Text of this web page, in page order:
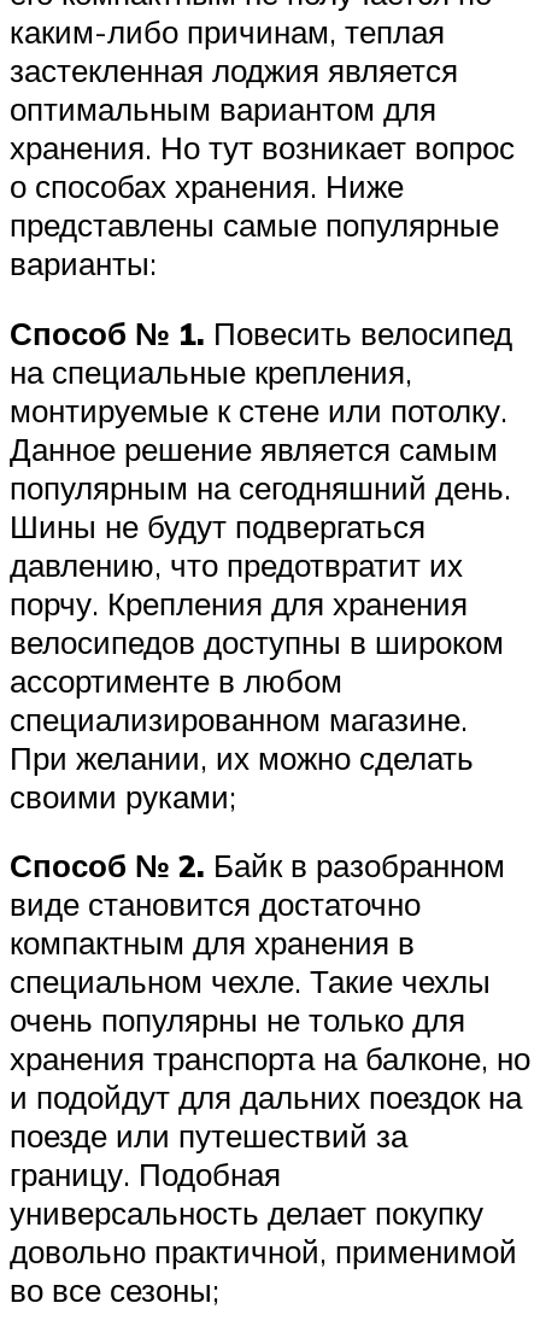
каким-либо причинам, теплая
застекленная лоджия является
оптимальным вариантом для
хранения. Но тут возникает вопрос
о способах хранения. Ниже
представлены самые популярные
варианты:
Способ № 1. Повесить велосипед
на специальные крепления,
монтируемые к стене или потолку.
Данное решение является самым
популярным на сегодняшний день.
Шины не будут подвергаться
давлению, что предотвратит их
порчу. Крепления для хранения
велосипедов доступны в широком
ассортименте в любом
специализированном магазине.
При желании, их можно сделать
своими руками;
Способ № 2. Байк в разобранном
виде становится достаточно
компактным для хранения в
специальном чехле. Такие чехлы
очень популярны не только для
хранения транспорта на балконе, но
и подойдут для дальних поездок на
поезде или путешествий за
границу. Подобная
универсальность делает покупку
довольно практичной, применимой
во все сезоны;